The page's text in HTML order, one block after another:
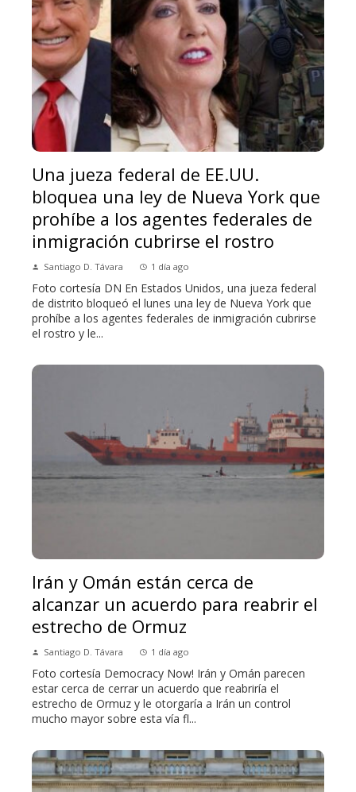
Una jueza federal de EE.UU.
bloquea una ley de Nueva York que
prohíbe a los agentes federales de
inmigración cubrirse el rostro
Santiago D. Távara 1 día ago
Foto cortesía DN En Estados Unidos, una jueza federal
de distrito bloqueó el lunes una ley de Nueva York que
prohíbe a los agentes federales de inmigración cubrirse
el rostro y le...
Irán y Omán están cerca de
alcanzar un acuerdo para reabrir el
estrecho de Ormuz
Santiago D. Távara 1 día ago
Foto cortesía Democracy Now! Irán y Omán parecen
estar cerca de cerrar un acuerdo que reabriría el
estrecho de Ormuz y le otorgaría a Irán un control
mucho mayor sobre esta vía fl...